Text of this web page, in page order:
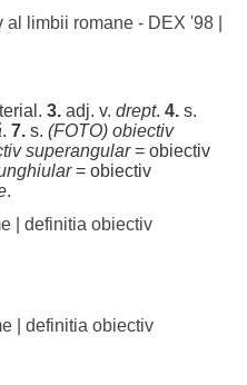
al limbii romane - DEX '98|
. 3.adj. v. drept. 4.s.
. 7.s. (FOTO) obiectiv
superangular= obiectiv
= obiectiv
.
| definitia obiectiv
| definitia obiectiv